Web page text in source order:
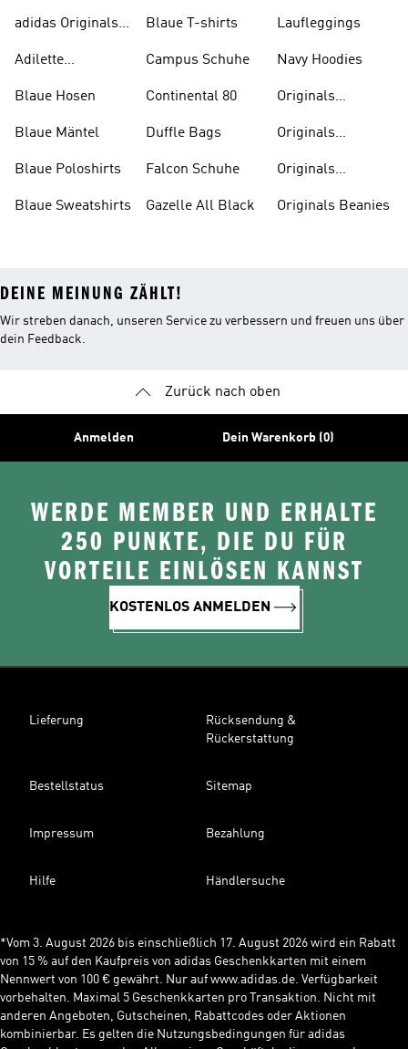
adidas Originals
Adilette
Blaue Hosen
Blaue Mäntel
Blaue Poloshirts
Blaue Sweatshirts
Blaue T-shirts
Campus Schuhe
Continental 80
Duffle Bags
Falcon Schuhe
Gazelle All Black
Laufleggings
Navy Hoodies
Originals
Originals
Originals
Oberteile
Originals Beanies
DEINE MEINUNG ZÄHLT!
Wir streben danach, unseren Service zu verbessern und freuen uns über
dein Feedback.
Zurück nach oben
Anmelden Dein Warenkorb (0)
WERDE MEMBER UND ERHALTE
250 PUNKTE, DIE DU FÜR
VORTEILE EINLÖSEN KANNST
KOSTENLOS ANMELDEN
Lieferung
Rücksendung &
Rückerstattung
Bestellstatus Sitemap
Impressum Bezahlung
Hilfe Händlersuche
*Vom 3. August 2026 bis einschließlich 17. August 2026 wird ein Rabatt
von 15 % auf den Kaufpreis von adidas Geschenkkarten mit einem
Nennwert von 100 € gewährt. Nur auf www.adidas.de. Verfügbarkeit
vorbehalten. Maximal 5 Geschenkkarten pro Transaktion. Nicht mit
anderen Angeboten, Gutscheinen, Rabattcodes oder Aktionen
kombinierbar. Es gelten die Nutzungsbedingungen für adidas